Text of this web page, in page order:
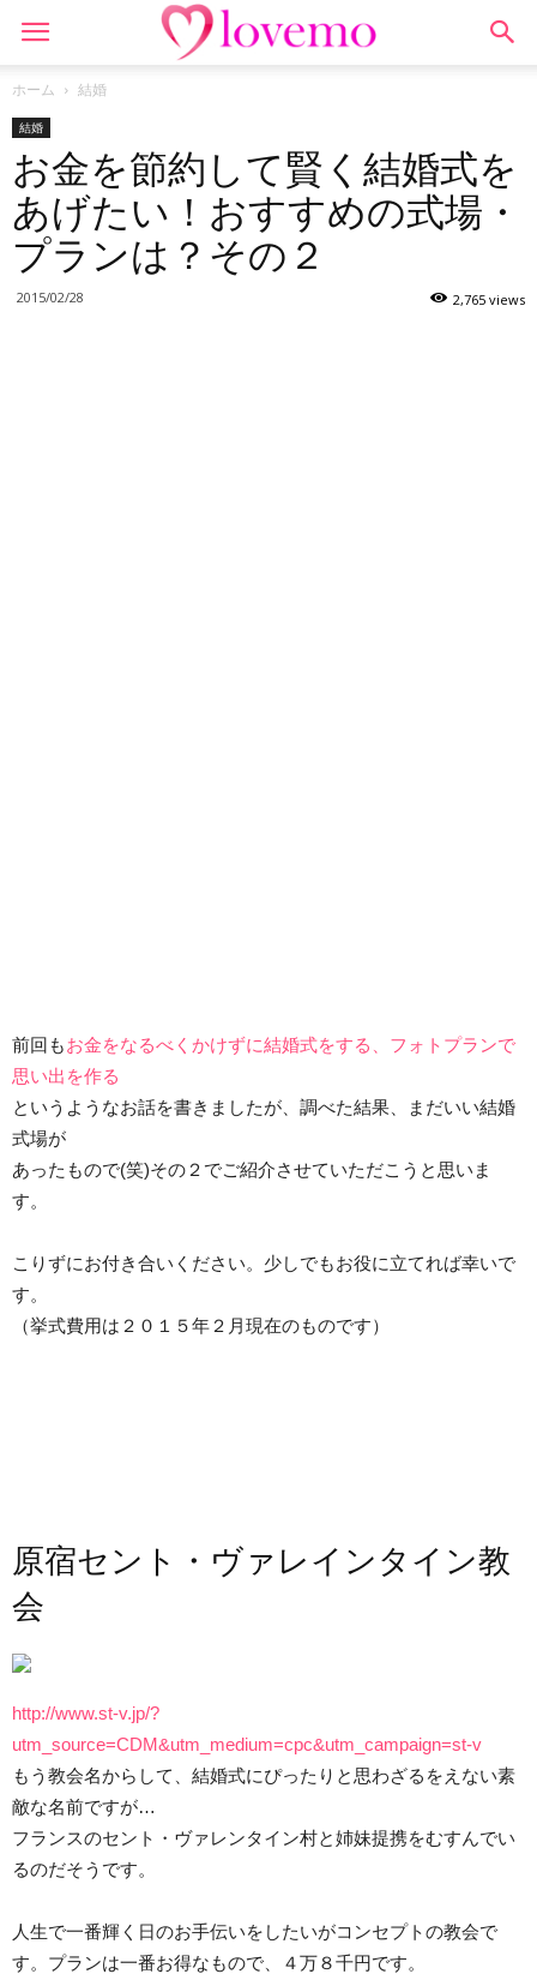
ホーム 結婚
結婚
お金を節約して賢く結婚式を
あげたい！おすすめの式場・
プランは？その２
2015/02/28 2,765 views
前回もお金をなるべくかけずに結婚式をする、フォトプランで
思い出を作る
というようなお話を書きましたが、調べた結果、まだいい結婚
式場が
あったもので(笑)その２でご紹介させていただこうと思いま
す。
こりずにお付き合いください。少しでもお役に立てれば幸いで
す。
（挙式費用は２０１５年２月現在のものです）
原宿セント・ヴァレインタイン教
会
http://www.st-v.jp/?
utm_source=CDM&utm_medium=cpc&utm_campaign=st-v
もう教会名からして、結婚式にぴったりと思わざるをえない素
敵な名前ですが…
フランスのセント・ヴァレンタイン村と姉妹提携をむすんでい
るのだそうです。
人生で一番輝く日のお手伝いをしたいがコンセプトの教会で
す。プランは一番お得なもので、４万８千円です。